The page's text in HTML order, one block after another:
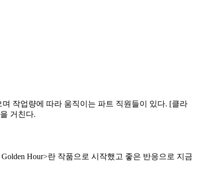
작업량에 따라 움직이는 파트 직원들이 있다. [클라
거친다.
Hour>란 작품으로 시작했고 좋은 반응으로 지금